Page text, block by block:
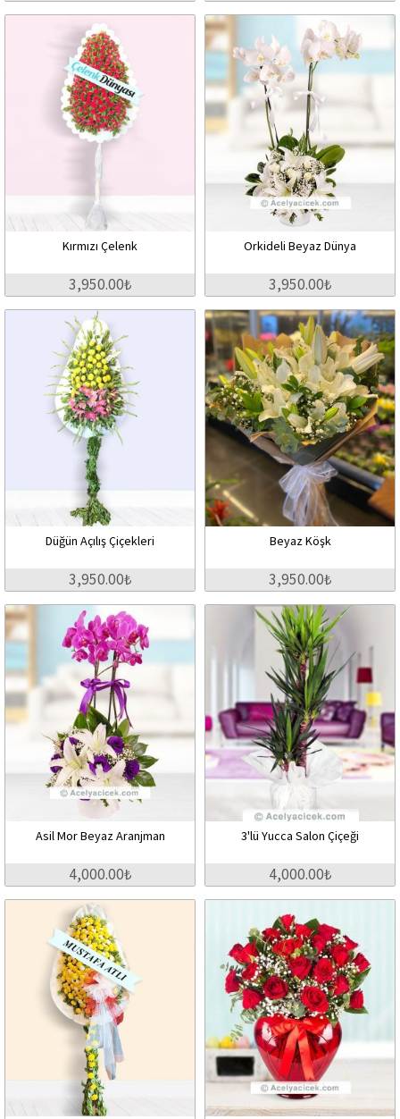
Kırmızı Çelenk
3,950.00₺
Orkideli Beyaz Dünya
3,950.00₺
Düğün Açılış Çiçekleri
3,950.00₺
Beyaz Köşk
3,950.00₺
Asil Mor Beyaz Aranjman
4,000.00₺
3'lü Yucca Salon Çiçeği
4,000.00₺